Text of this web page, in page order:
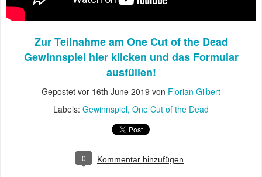
Zur Teilnahme am One Cut of the Dead
Gewinnspiel hier klicken und das Formular
ausfüllen!
Gepostet vor 16th June 2019 von Florian Gilbert
Labels: Gewinnspiel One Cut of the Dead
0 Kommentar hinzufügen